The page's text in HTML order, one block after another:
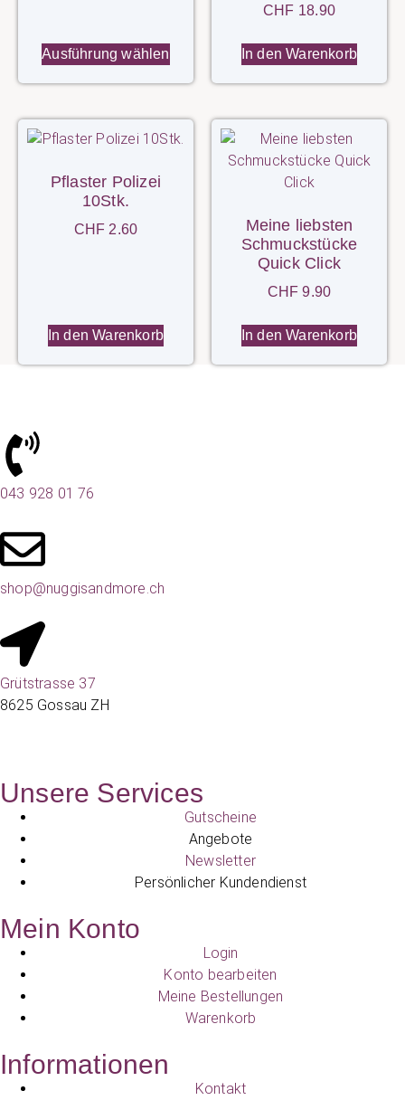
Ausführung wählen
CHF 18.90
In den Warenkorb
Pflaster Polizei
10Stk.
CHF 2.60
In den Warenkorb
Meine liebsten
Schmuckstücke
Quick Click
CHF 9.90
In den Warenkorb
043 928 01 76
shop@nuggisandmore.ch
Grütstrasse 37
8625 Gossau ZH
Unsere Services
Gutscheine
Angebote
Newsletter
Persönlicher Kundendienst
Mein Konto
Login
Konto bearbeiten
Meine Bestellungen
Warenkorb
Informationen
Kontakt